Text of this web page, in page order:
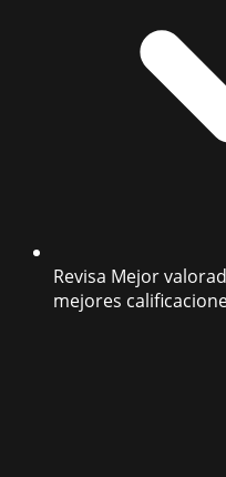
Revisa Mejor
mejores